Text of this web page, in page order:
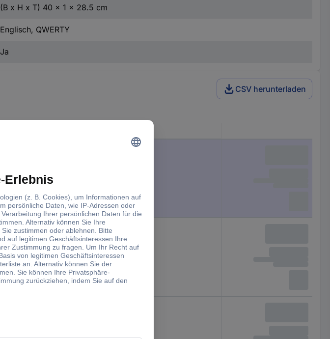
(B x H x T) 40 x 1 x 28.5 cm
Englisch, QWERTY
Ja
CSV herunterladen